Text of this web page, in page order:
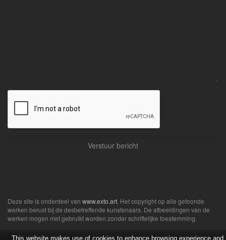
Deze site is onderdeel van www.exto.art . Het copyright op alle getoonde
werken berust bij de desbetreffende kunstenaars. De afbeeldingen van de
werken mogen niet gebruikt worden zonder schriftelijke toestemming.
This website makes use of cookies to enhance browsing experience and